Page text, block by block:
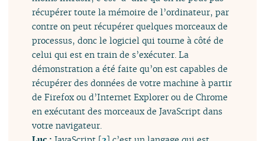
récupérer toute la mémoire de l’ordinateur, par
contre on peut récupérer quelques morceaux de
processus, donc le logiciel qui tourne à côté de
celui qui est en train de s’exécuter. La
démonstration a été faite qu’on est capables de
récupérer des données de votre machine à partir
de Firefox ou d’Internet Explorer ou de Chrome
en exécutant des morceaux de JavaScript dans
votre navigateur.